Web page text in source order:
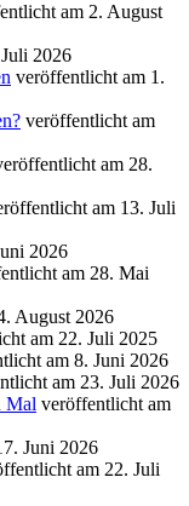
am 2. August
2026
veröffentlicht am 1.
veröffentlicht am
am 28.
am 13. Juli
2026
am 28. Mai
August 2026
am 22. Juli 2025
am 8. Juni 2026
am 23. Juli 2026
Mal veröffentlicht am
Juni 2026
am 22. Juli